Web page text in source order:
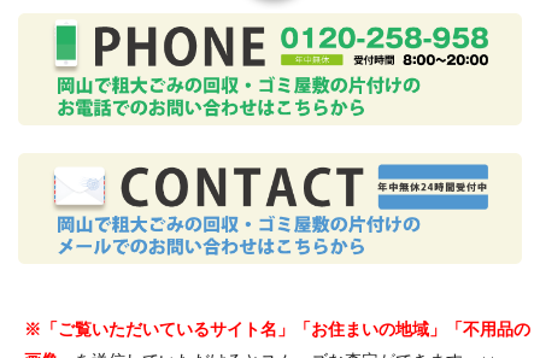
※「ご覧いただいているサイト名」「お住まいの地域」「不用品の